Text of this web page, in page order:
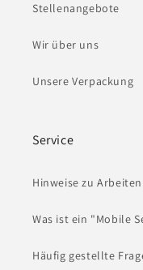
Stellenangebote
Wir über uns
Unsere Verpackung
Service
Hinweise zu
Was ist ein "Mobile
Häufig gestellte